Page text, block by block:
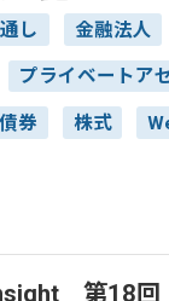
し 金融法人
プライベートア
債券 株式
第18回